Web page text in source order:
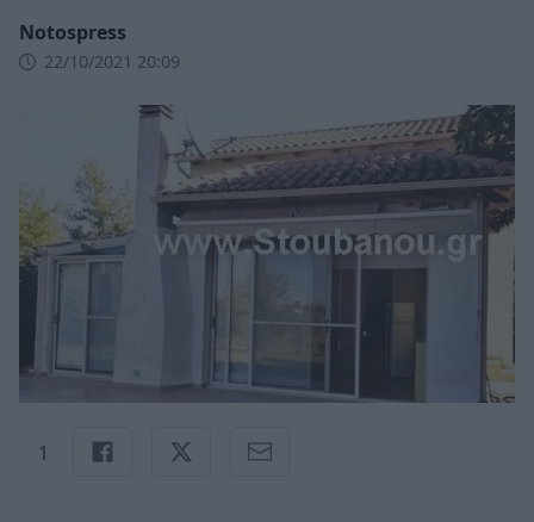
Notospress
22/10/2021 20:09
1